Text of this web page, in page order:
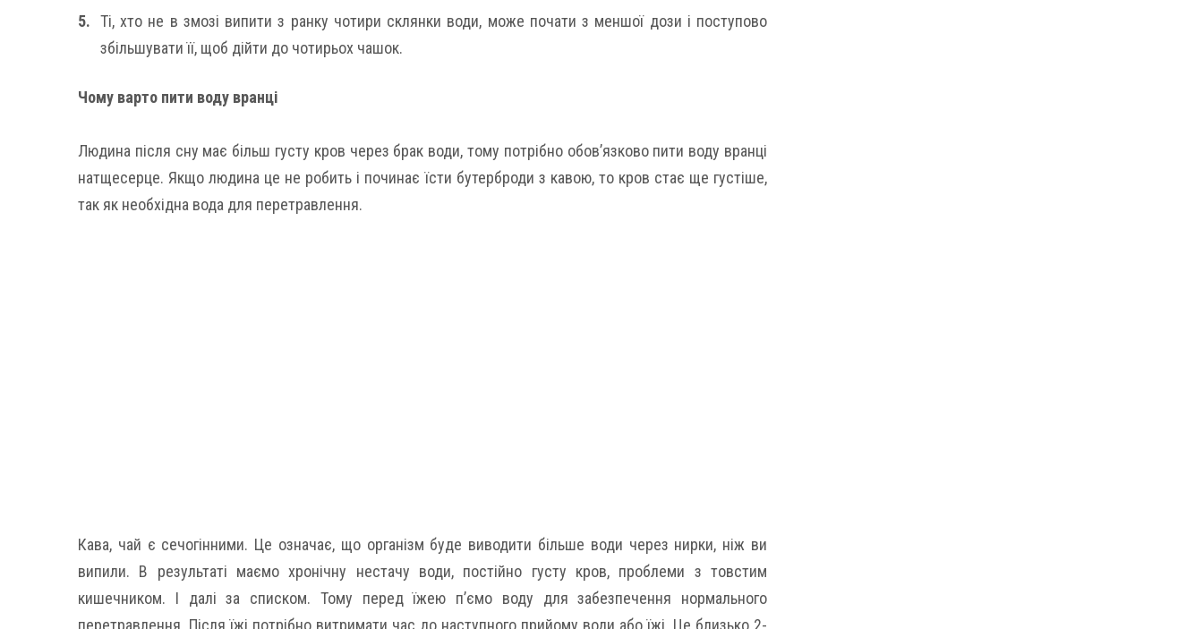
Ті, хто не в змозі випити з ранку чотири склянки води, може почати з меншої дози і поступово
збільшувати її, щоб дійти до чотирьох чашок.
Чому варто пити воду вранці
Людина після сну має більш густу кров через брак води, тому потрібно обов’язково пити воду вранці
натщесерце. Якщо людина це не робить і починає їсти бутерброди з кавою, то кров стає ще густіше,
так як необхідна вода для перетравлення.
Кава, чай є сечогінними. Це означає, що організм буде виводити більше води через нирки, ніж ви
випили. В результаті маємо хронічну нестачу води, постійно густу кров, проблеми з товстим
кишечником. І далі за списком. Тому перед їжею п’ємо воду для забезпечення нормального
перетравлення. Після їжі потрібно витримати час до наступного прийому води або їжі. Це близько 2-